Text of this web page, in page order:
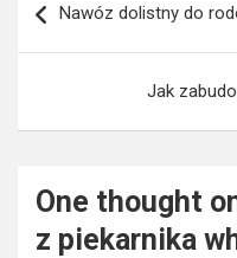
wpisu
Nawóz dolistny do
Jak
One thought
z piekarnika